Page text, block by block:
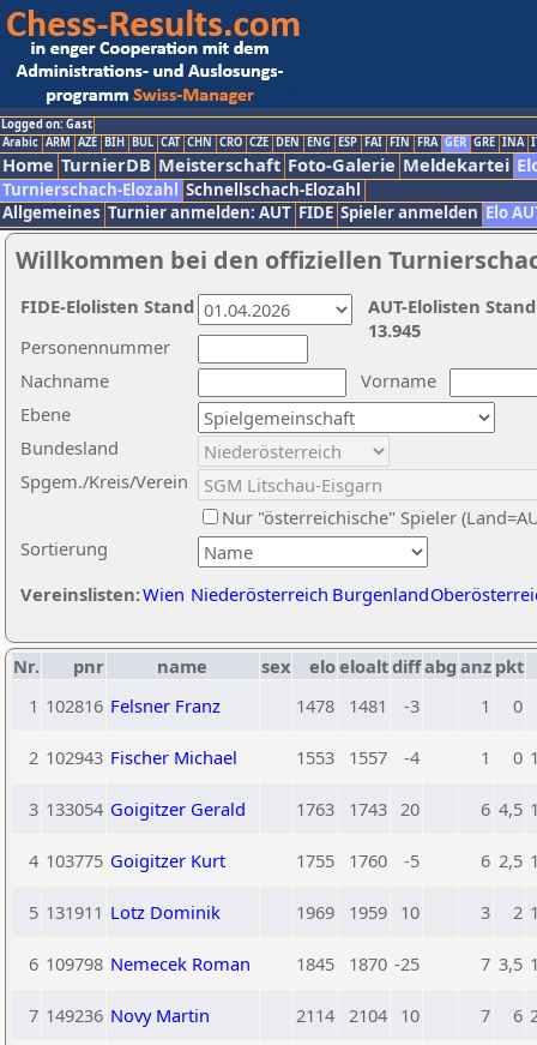
Logged on: Gast
Arabic ARM AZE BIH BUL CAT CHN CRO CZE DEN ENG ESP FAI FIN FRA GER GRE INA
Home TurnierDB Meisterschaft Foto-Galerie Meldekartei
Turnierschach-Elozahl Schnellschach-Elozahl
Allgemeines Turnier anmelden: AUT FIDE Spieler anmelden Elo
Willkommen bei den offiziellen
Nachname
Vorname
Ebene
Sortierung
Personennummer
Bundesland
Spgem./Kreis/Verein
Nur "österreichische" Spieler
Vereinslisten:Wien Niederösterreich Burgenland
AUT-Elolisten
13.945
FIDE-Elolisten Stand
Nr. pnr name sex eloeloaltdiffabg anz pkt
1 102816 Felsner Franz 1478 1481 -3 1 0
2 102943 Fischer Michael 1553 1557 -4 1 0
3 133054 Goigitzer Gerald 1763 1743 20 6 4,5
4 103775 Goigitzer Kurt 1755 1760 -5 6 2,5
5 131911 Lotz Dominik 1969 1959 10 3 2
6 109798 Nemecek Roman 1845 1870 -25 7 3,5
7 149236 Novy Martin 2114 2104 10 7 6